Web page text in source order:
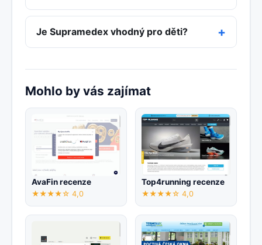
Je Supramedex vhodný pro děti?
Mohlo by vás zajímat
AvaFin recenze
★★★★☆ 4,0
Top4running recenze
★★★★☆ 4,0